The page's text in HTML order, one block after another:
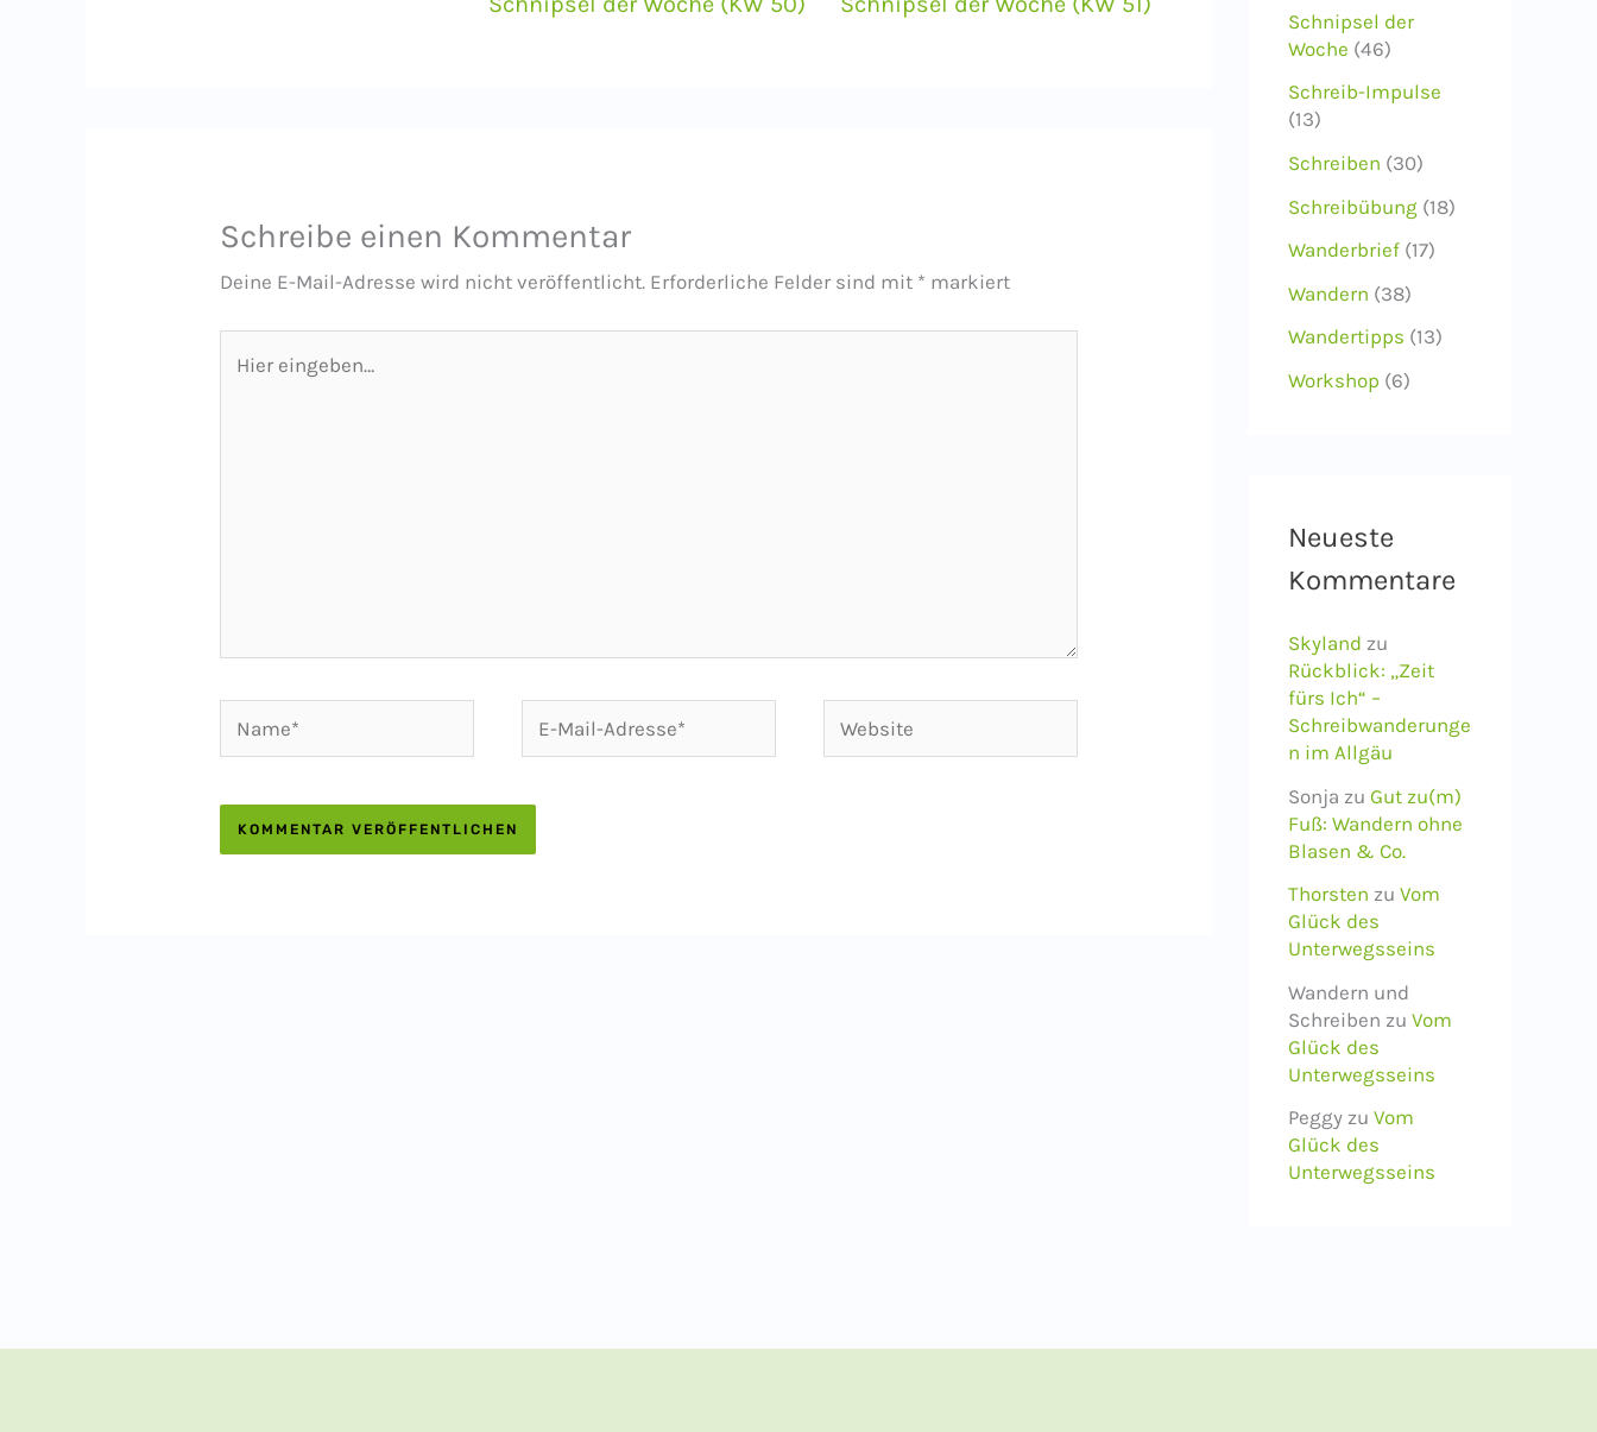
Schreibe einen Kommentar
Deine E-Mail-Adresse wird nicht veröffentlicht. Erforderliche Felder sind mit * markiert
eingeben…
Name*
E-
Mail-
Website
Schnipsel der
Woche (46)
Schreib-Impulse
(13)
Schreiben (30)
Schreibübung (18)
Wanderbrief (17)
Wandern (38)
Wandertipps (13)
Workshop (6)
Neueste
Kommentare
Skyland zu
Rückblick: „Zeit
fürs Ich“ –
Schreibwanderunge
n im Allgäu
Sonja zu Gut zu(m)
Fuß: Wandern ohne
Blasen & Co.
Thorsten zu Vom
Glück des
Unterwegsseins
Wandern und
Schreiben zu Vom
Glück des
Unterwegsseins
Peggy zu Vom
Glück des
Unterwegsseins